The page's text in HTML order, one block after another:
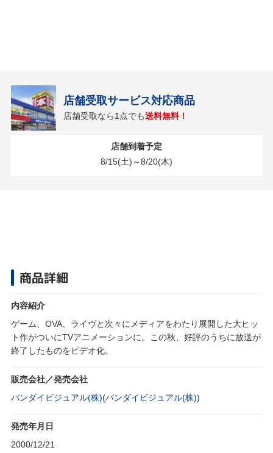
店舗受取サービス対応商品
店舗受取なら1点でも送料無料！
店舗到着予定
8/15(土)～8/20(木)
商品詳細
内容紹介
ゲーム、OVA、ライヴと次々にメディアをわたり展開した大ヒッ
ト作がついにTVアニメーションに。この秋、好評のうちに放送が
終了したものをビデオ化。
販売会社／発売会社
バンダイビジュアル(株)(バンダイビジュアル(株))
発売年月日
2000/12/21